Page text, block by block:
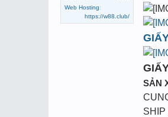
Web Hosting:
https://w88.club/
SẢN
SHIP